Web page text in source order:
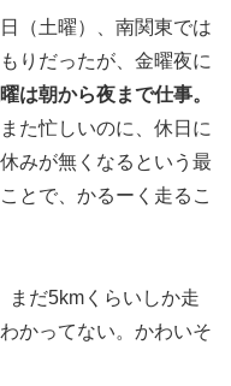
（土曜）、南関東では
りだったが、金曜夜に
は朝から夜まで仕事。
た忙しいのに、休日に
みが無くなるという最
とで、かるーく走るこ
まだ5kmくらいしか走
かってない。かわいそ